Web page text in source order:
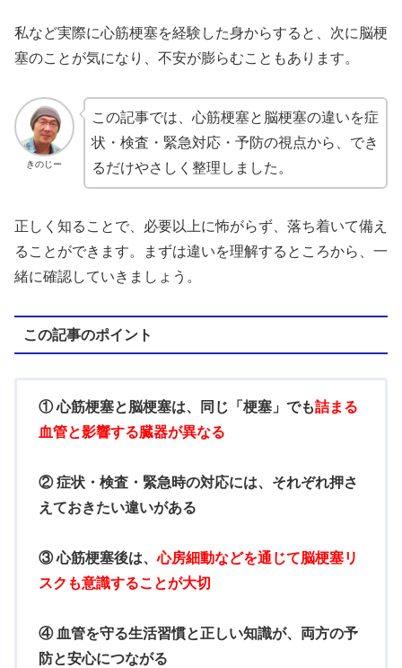
私など実際に心筋梗塞を経験した身からすると、次に脳梗
塞のことが気になり、不安が膨らむこともあります。
きのじー
この記事では、心筋梗塞と脳梗塞の違いを症
状・検査・緊急対応・予防の視点から、でき
るだけやさしく整理しました。
正しく知ることで、必要以上に怖がらず、落ち着いて備え
ることができます。まずは違いを理解するところから、一
緒に確認していきましょう。
この記事のポイント
① 心筋梗塞と脳梗塞は、同じ「梗塞」でも詰まる
血管と影響する臓器が異なる
② 症状・検査・緊急時の対応には、それぞれ押さ
えておきたい違いがある
③ 心筋梗塞後は、心房細動などを通じて脳梗塞リ
スクも意識することが大切
④ 血管を守る生活習慣と正しい知識が、両方の予
防と安心につながる